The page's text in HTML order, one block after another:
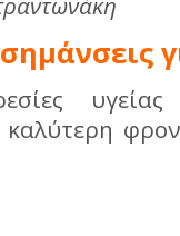
υγείας